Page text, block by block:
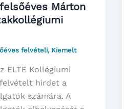
Márton
felvételi, Kiemelt
ELTE Kollégiumi
hirdet a
számára. A